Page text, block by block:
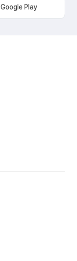
Google Play